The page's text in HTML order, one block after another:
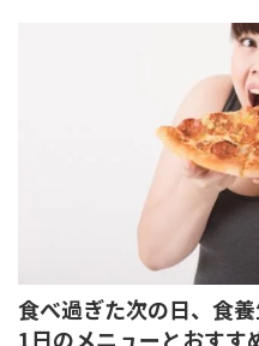
食べ過ぎた次の日、食
1日のメニューとおすす